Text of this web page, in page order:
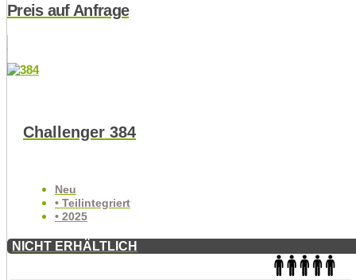
Preis auf Anfrage
Challenger 384
Neu
• Teilintegriert
• 2025
NICHT ERHÄLTLICH